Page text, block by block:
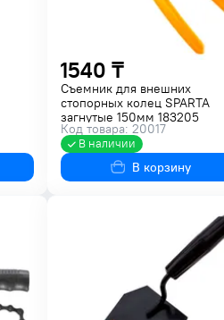
1540 ₸
Съемник для внешних
стопорных колец SPARTA
загнутые 150мм 183205
Код товара: 20017
В наличии
В корзину